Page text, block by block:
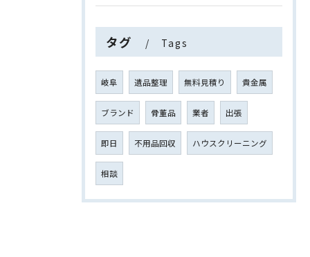
タグ Tags
岐阜 遺品整理 無料見積り 貴金属
ブランド 骨董品 業者 出張
即日 不用品回収 ハウスクリーニング
相談